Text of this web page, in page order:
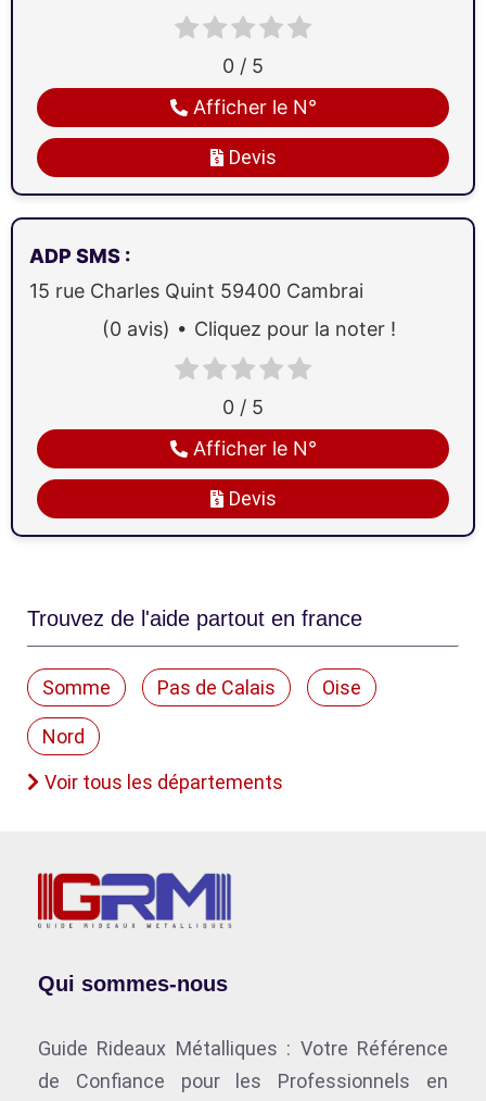
Devis
Afficher le N°
0 / 5
ADP SMS :
15 rue Charles Quint 59400 Cambrai
Devis
Afficher le N°
0 / 5
(0 avis) Cliquez pour la noter !
Trouvez de l'aide partout en france
Somme Pas de Calais Oise
Nord
Voir tous les départements
Qui sommes-nous
Guide Rideaux Métalliques : Votre Référence
de Confiance pour les Professionnels en